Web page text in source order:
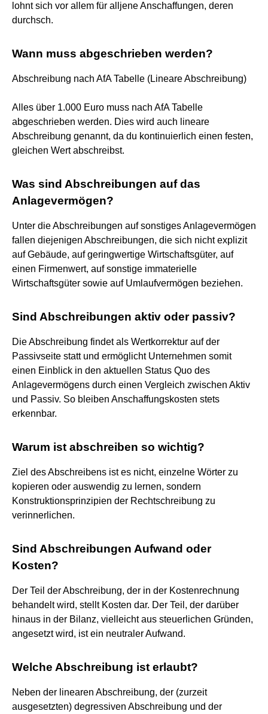
lohnt sich vor allem für alljene Anschaffungen, deren
durchsch.
Wann muss abgeschrieben werden?
Abschreibung nach AfA Tabelle (Lineare Abschreibung)
Alles über 1.000 Euro muss nach AfA Tabelle
abgeschrieben werden. Dies wird auch lineare
Abschreibung genannt, da du kontinuierlich einen festen,
gleichen Wert abschreibst.
Was sind Abschreibungen auf das
Anlagevermögen?
Unter die Abschreibungen auf sonstiges Anlagevermögen
fallen diejenigen Abschreibungen, die sich nicht explizit
auf Gebäude, auf geringwertige Wirtschaftsgüter, auf
einen Firmenwert, auf sonstige immaterielle
Wirtschaftsgüter sowie auf Umlaufvermögen beziehen.
Sind Abschreibungen aktiv oder passiv?
Die Abschreibung findet als Wertkorrektur auf der
Passivseite statt und ermöglicht Unternehmen somit
einen Einblick in den aktuellen Status Quo des
Anlagevermögens durch einen Vergleich zwischen Aktiv
und Passiv. So bleiben Anschaffungskosten stets
erkennbar.
Warum ist abschreiben so wichtig?
Ziel des Abschreibens ist es nicht, einzelne Wörter zu
kopieren oder auswendig zu lernen, sondern
Konstruktionsprinzipien der Rechtschreibung zu
verinnerlichen.
Sind Abschreibungen Aufwand oder
Kosten?
Der Teil der Abschreibung, der in der Kostenrechnung
behandelt wird, stellt Kosten dar. Der Teil, der darüber
hinaus in der Bilanz, vielleicht aus steuerlichen Gründen,
angesetzt wird, ist ein neutraler Aufwand.
Welche Abschreibung ist erlaubt?
Neben der linearen Abschreibung, der (zurzeit
ausgesetzten) degressiven Abschreibung und der